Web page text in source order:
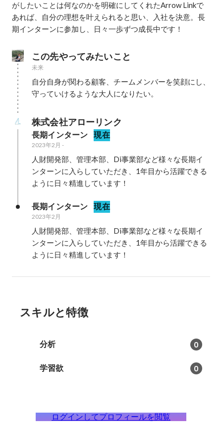
がしたいことは何なのかを明確にしてくれたArrow Linkで
あれば、自分の理想を叶えられると思い、入社を決意。長
期インターンに参加し、日々一歩ずつ成長中です！
この先やってみたいこと
未来
自分自身が関わる顧客、チームメンバーを笑顔にし、
守っていけるような大人になりたい。
株式会社アローリンク
長期インターン 現在
2023年2月 -
人財開発部、管理本部、Di事業部など様々な長期イ
ンターンに入らしていただき、1年目から活躍できる
ように日々精進しています！
長期インターン 現在
2023年2月
人財開発部、管理本部、Di事業部など様々な長期イ
ンターンに入らしていただき、1年目から活躍できる
ように日々精進しています！
スキルと特徴
分析 0
学習欲 0
ログインしてプロフィールを閲覧